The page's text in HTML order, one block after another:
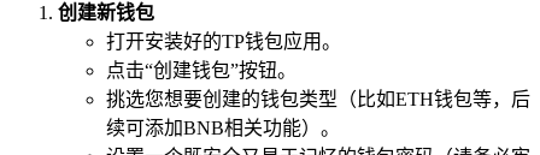
创建新钱包
打开安装好的TP钱包应用。
点击“创建钱包”按钮。
挑选您想要创建的钱包类型（比如ETH钱包等，后
续可添加BNB相关功能）。